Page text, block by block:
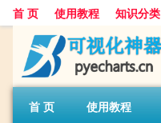
首 页 使用教程 知识分类
首 页 使用教程